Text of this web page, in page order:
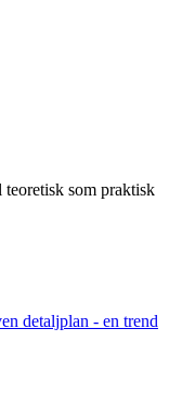
teoretisk som praktisk
detaljplan - en trend